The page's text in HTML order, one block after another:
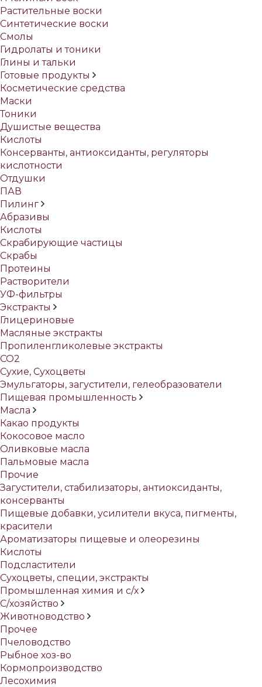
Растительные воски
Синтетические воски
Смолы
Гидролаты и тоники
Глины и тальки
Готовые продукты
Косметические средства
Маски
Тоники
Душистые вещества
Кислоты
Консерванты, антиоксиданты, регуляторы
кислотности
Отдушки
ПАВ
Пилинг
Абразивы
Кислоты
Скрабирующие частицы
Скрабы
Протеины
Растворители
УФ-фильтры
Экстракты
Глицериновые
Масляные экстракты
Пропиленгликолевые экстракты
СО2
Сухие, Сухоцветы
Эмульгаторы, загустители, гелеобразователи
Пищевая промышленность
Масла
Какао продукты
Кокосовое масло
Оливковые масла
Пальмовые масла
Прочие
Загустители, стабилизаторы, антиоксиданты,
консерванты
Пищевые добавки, усилители вкуса, пигменты,
красители
Ароматизаторы пищевые и олеорезины
Кислоты
Подсластители
Сухоцветы, специи, экстракты
Промышленная химия и с/х
С/хозяйство
Животноводство
Прочее
Пчеловодство
Рыбное хоз-во
Кормопроизводство
Лесохимия